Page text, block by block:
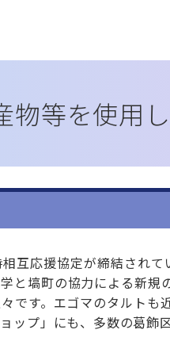
物等を使用
互応援協定が締結され
と塙町の協力による新
です。エゴマのタルト
ップ」にも、多数の葛飾